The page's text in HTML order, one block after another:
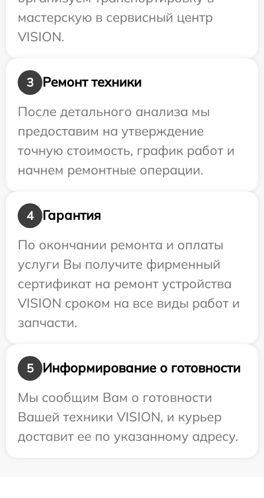
мастерскую в сервисный центр
VISION.
3
Ремонт техники
После детального анализа мы
предоставим на утверждение
точную стоимость, график работ и
начнем ремонтные операции.
4
Гарантия
По окончании ремонта и оплаты
услуги Вы получите фирменный
сертификат на ремонт устройства
VISION сроком на все виды работ и
запчасти.
5
Информирование о готовности
Мы сообщим Вам о готовности
Вашей техники VISION, и курьер
доставит ее по указанному адресу.